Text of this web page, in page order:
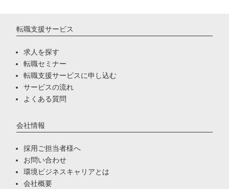
転職支援サービス
求人を探す
転職セミナー
転職支援サービスに申し込む
サービスの流れ
よくある質問
会社情報
採用ご担当者様へ
お問い合わせ
環境ビジネスキャリアとは
会社概要